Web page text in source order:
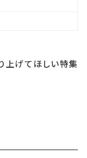
上げてほしい特集